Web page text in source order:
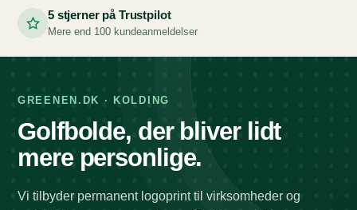
5 stjerner på Trustpilot
Mere end 100 kundeanmeldelser
GREENEN.DK · KOLDING
Golfbolde, der bliver lidt
mere personlige.
Vi tilbyder permanent logoprint til virksomheder og